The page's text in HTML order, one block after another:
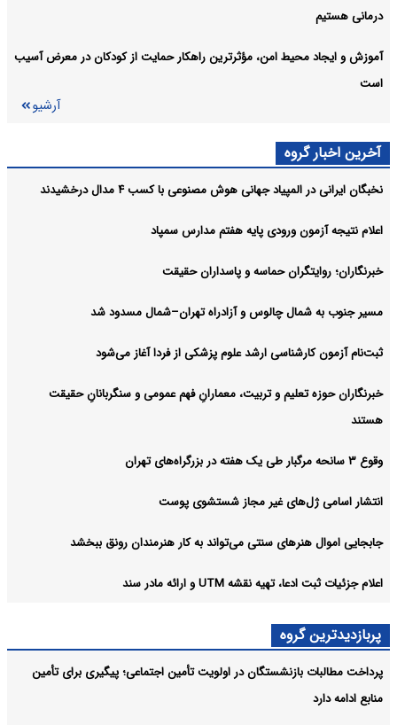
درمانی هستیم
آموزش و ایجاد محیط امن، مؤثرترین راهکار حمایت از کودکان در معرض آسیب
است
آرشیو
آخرین اخبار گروه
نخبگان ایرانی در المپیاد جهانی هوش مصنوعی با کسب ۴ مدال درخشیدند
اعلام نتیجه آزمون ورودی پایه هفتم مدارس سمپاد
خبرنگاران؛ روایتگران حماسه و پاسداران حقیقت
مسیر جنوب به شمال چالوس و آزادراه تهران–شمال مسدود شد
ثبت‌نام‌ آزمون کارشناسی ارشد علوم پزشکی از فردا آغاز می‌شود
خبرنگاران حوزه تعلیم و تربیت، معمارانِ فهم عمومی و سنگربانانِ حقیقت
هستند
وقوع ۳ سانحه مرگبار طی یک هفته در بزرگراه‌های تهران
انتشار اسامی ژل‌های غیر مجاز شستشوی پوست
جابجایی اموال هنرهای سنتی می‌تواند به کار هنرمندان رونق ببخشد
اعلام جزئیات ثبت ادعا، تهیه نقشه UTM و ارائه مادر سند
پربازدیدترین گروه
پرداخت مطالبات بازنشستگان در اولویت تأمین اجتماعی؛ پیگیری برای تأمین
منابع ادامه دارد